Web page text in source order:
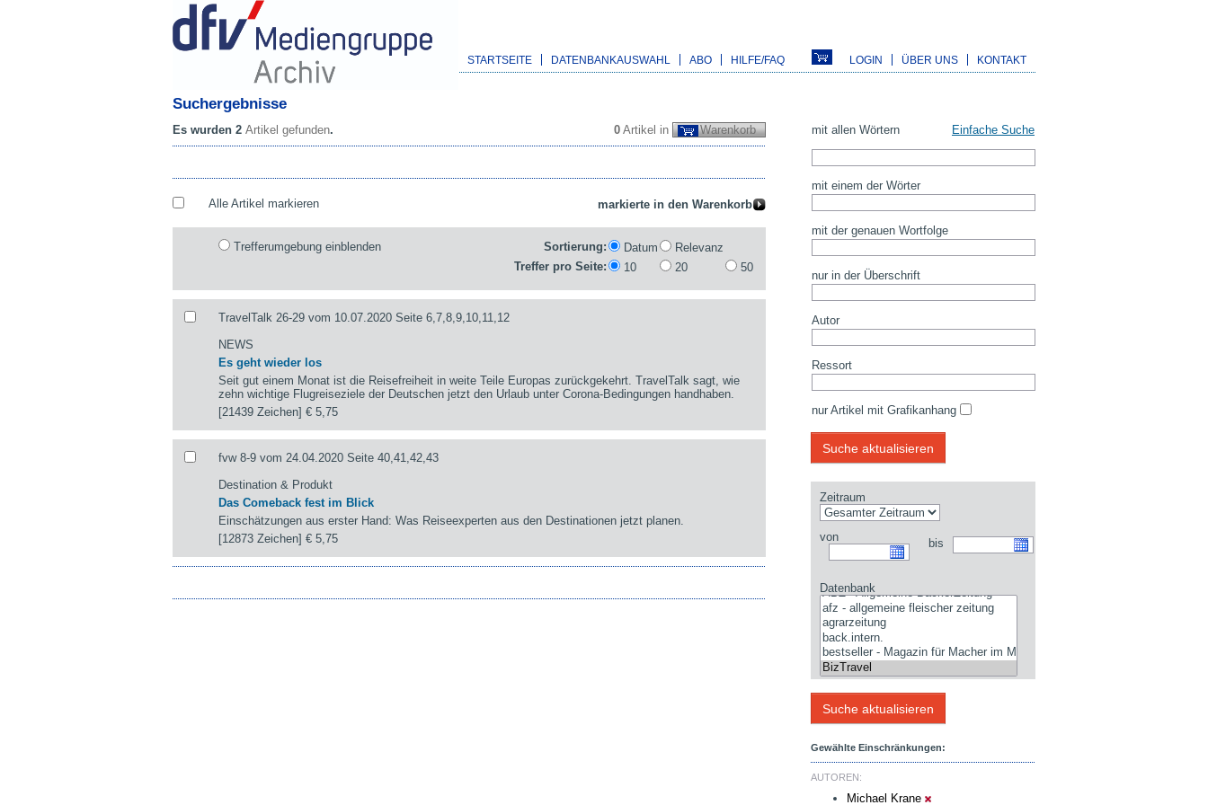
STARTSEITE DATENBANKAUSWAHL ABO HILFE/FAQ LOGIN ÜBER UNS KONTAKT
Suchergebnisse
0 Artikel in Warenkorb
Es wurden 2 Artikel gefunden.
Alle Artikel markieren
Trefferumgebung einblenden Sortierung: Datum
Relevanz
Treffer pro Seite:
10 20 50
TravelTalk 26-29 vom 10.07.2020 Seite 6,7,8,9,10,11,12
NEWS
Es geht wieder los
Seit gut einem Monat ist die Reisefreiheit in weite Teile Europas zurückgekehrt. TravelTalk sagt, wie
zehn wichtige Flugreiseziele der Deutschen jetzt den Urlaub unter Corona-Bedingungen handhaben.
[21439 Zeichen]€ 5,75
fvw 8-9 vom 24.04.2020 Seite 40,41,42,43
Destination & Produkt
Das Comeback fest im Blick
Einschätzungen aus erster Hand: Was Reiseexperten aus den Destinationen jetzt planen.
[12873 Zeichen]€ 5,75
mit allen Wörtern Einfache Suche
mit einem der Wörter
mit der genauen Wortfolge
nur in der Überschrift
Autor
Ressort
nur Artikel mit Grafikanhang
Zeitraum
von bis
Datenbank
Gewählte Einschränkungen:
AUTOREN:
Michael Krane